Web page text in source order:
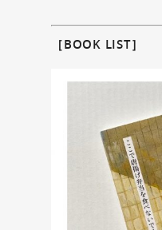
［BOOK LIST］